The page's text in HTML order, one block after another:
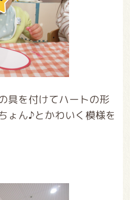
具を付けてハートの形
ょん♪とかわいく模様を